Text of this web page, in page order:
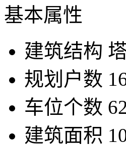
基本属性
建筑结构
规划户数
车位个数
建筑面积